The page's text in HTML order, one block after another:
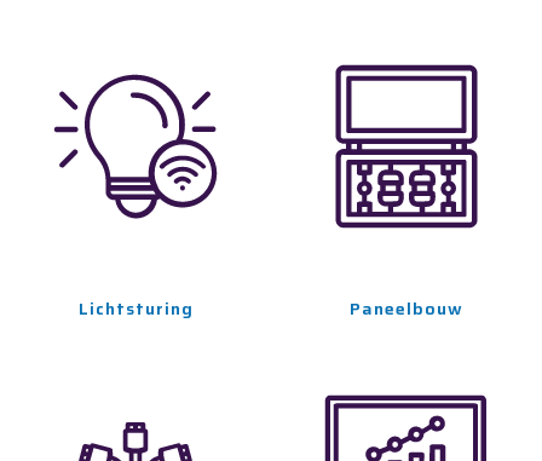
Lichtsturing Paneelbouw